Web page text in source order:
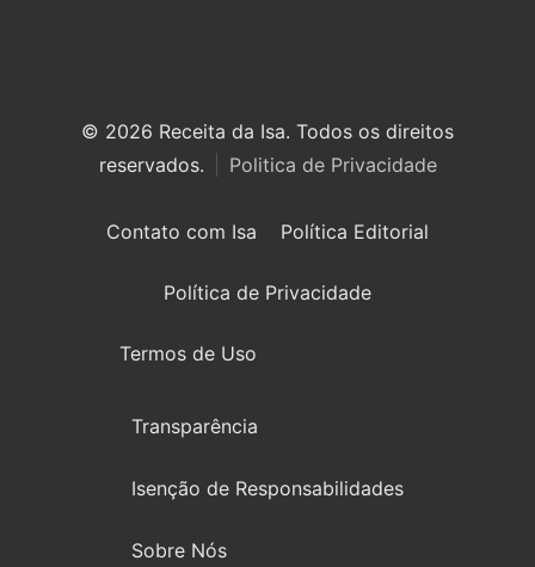
© 2026 Receita da Isa. Todos os direitos
reservados.
Politica de Privacidade
Contato com Isa Política Editorial
Política de Privacidade
Termos de Uso
Transparência
Isenção de Responsabilidades
Sobre Nós